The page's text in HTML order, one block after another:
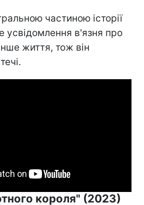
частиною історії
усвідомлення в'язня про
життя, тож він
короля" (2023)